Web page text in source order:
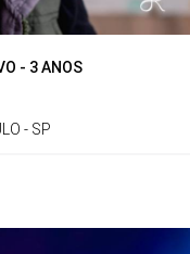
- 3 ANOS
- SP